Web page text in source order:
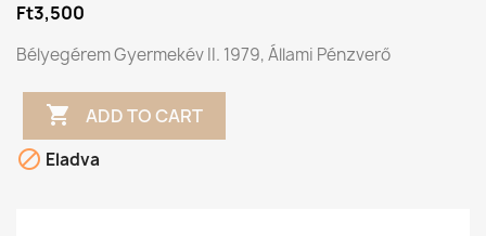
Ft3,500
Bélyegérem Gyermekév II. 1979, Állami Pénzverő
 ADD TO CART
 Eladva